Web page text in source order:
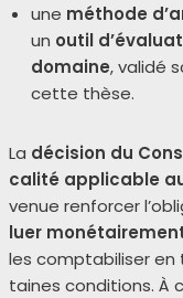
une méthode
un outil
domaine, vali­dé
cette thèse.
La déci­sion du
ca­li­té appli­cable
venue ren­for­cer
luer
les comp­ta­bi­li­ser
taines condi­tions. À